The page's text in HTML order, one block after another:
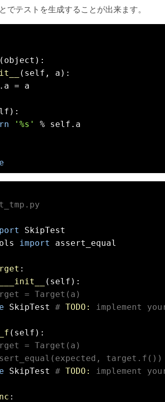
でテストを生成することが出来ます。
(object) :
(self, a) :
= a
:
'%s' % self.a
import assert_equal
:
(self) :
= Target(a)
SkipTest # TODO: implement
(self) :
= Target(a)
target.f())
SkipTest # TODO: implement
: